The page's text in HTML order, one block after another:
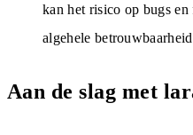
kan het risico op bugs
algehele
Aan de slag met